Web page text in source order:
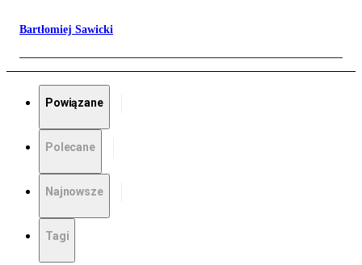
Bartłomiej Sawicki
Powiązane
Polecane
Najnowsze
Tagi